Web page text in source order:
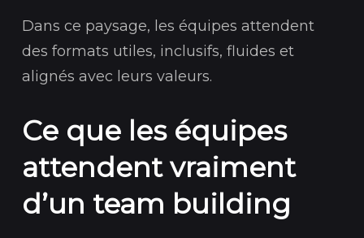
Dans ce paysage, les équipes attendent
des formats utiles, inclusifs, fluides et
alignés avec leurs valeurs.
Ce que les équipes
attendent vraiment
d’un team building